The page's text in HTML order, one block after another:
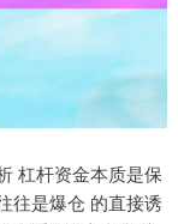
杠杆资金本质是保
往是爆仓 的直接诱